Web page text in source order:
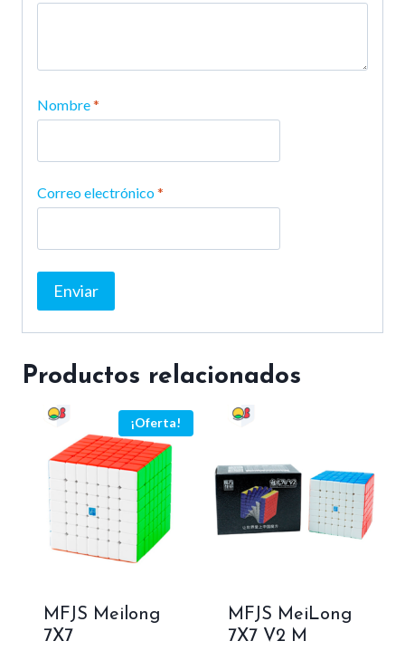
Nombre*
Correo electrónico*
Productos relacionados
¡Oferta!
MFJS Meilong
7X7
MFJS MeiLong
7X7 V2 M